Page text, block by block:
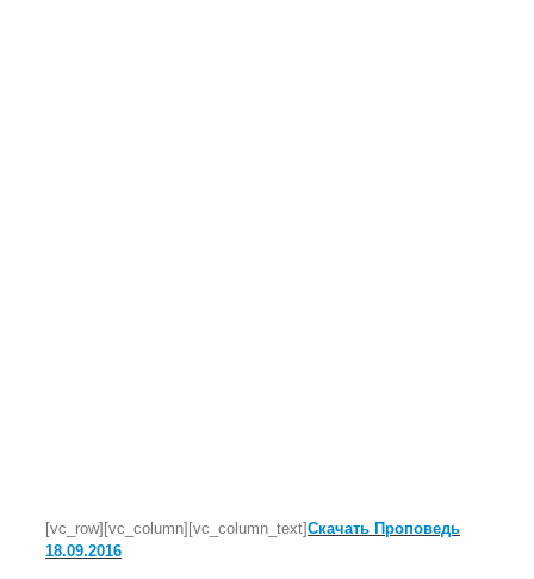
[vc_row][vc_column][vc_column_text]Скачать Проповедь
18.09.2016